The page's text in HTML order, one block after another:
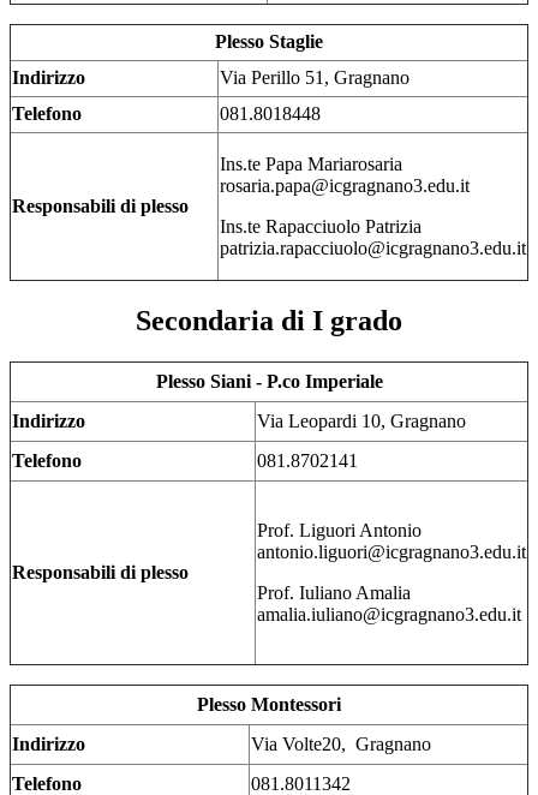
Plesso Staglie
Indirizzo
Via Perillo 51, Gragnano
Telefono
081.8018448
Responsabili di plesso
Ins.te Papa Mariarosaria
rosaria.papa@icgragnano3.edu.it
Ins.te Rapacciuolo Patrizia
patrizia.rapacciuolo@icgragnano3.edu.it
Secondaria di I grado
Plesso Siani - P.co Imperiale
Indirizzo
Via Leopardi 10, Gragnano
Telefono
081.8702141
Responsabili di plesso
Prof. Liguori Antonio
antonio.liguori@icgragnano3.edu.it
Prof. Iuliano Amalia
amalia.iuliano@icgragnano3.edu.it
Plesso Montessori
Indirizzo
Via Volte20, Gragnano
Telefono
081.8011342